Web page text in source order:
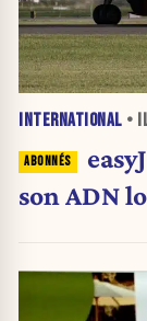
INTERNATIONAL •
son ADN